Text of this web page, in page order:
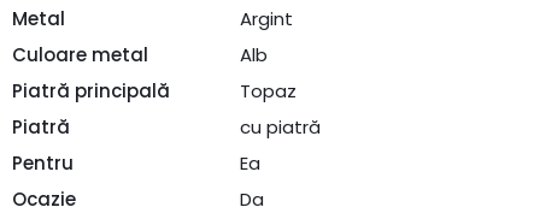
Metal
Argint
Culoare metal
Alb
Piatră principală
Topaz
Piatră
cu piatră
Pentru
Ea
Ocazie
Da